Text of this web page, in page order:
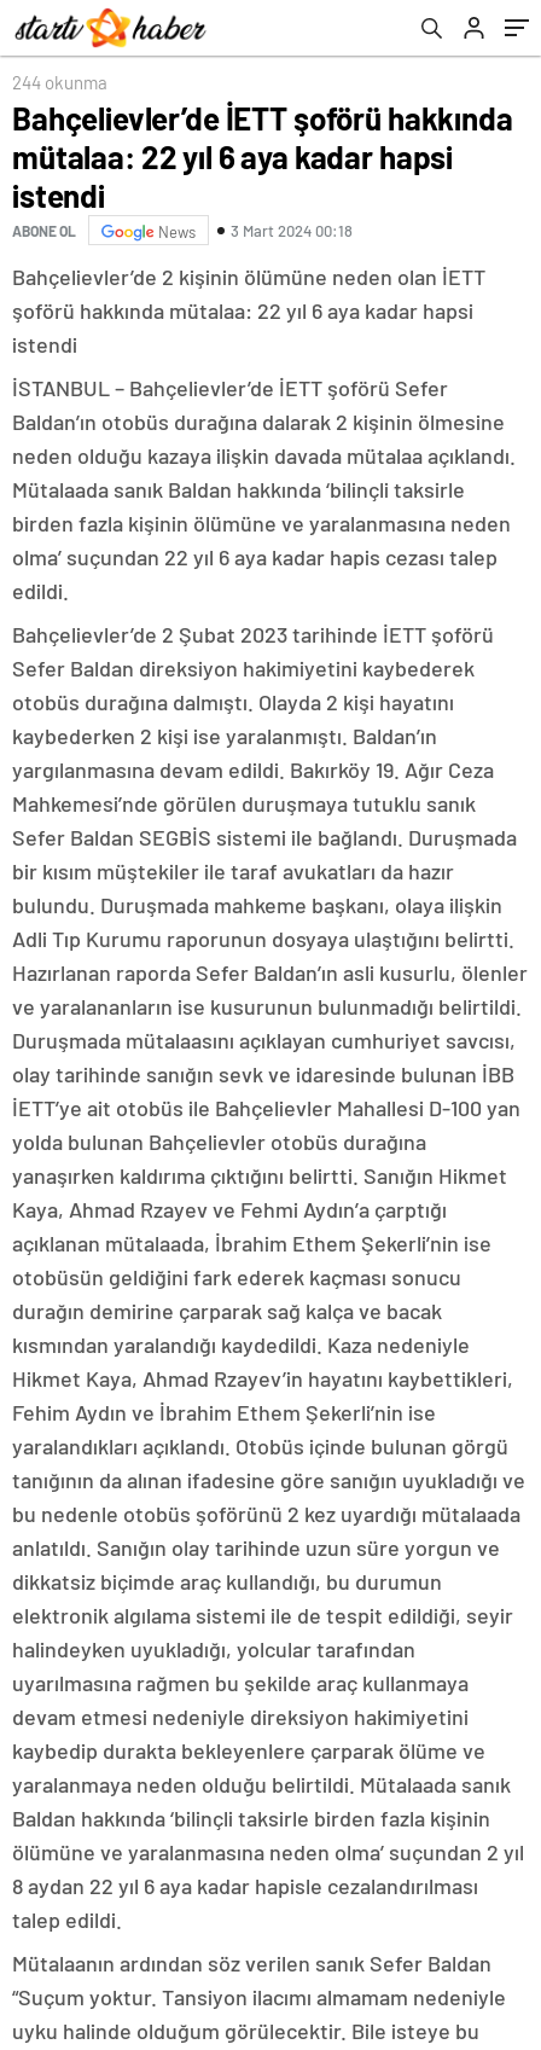
244 okunma
Bahçelievler’de İETT şoförü hakkında
mütalaa: 22 yıl 6 aya kadar hapsi
istendi
ABONE OL News 3 Mart 2024 00:18
Bahçelievler’de 2 kişinin ölümüne neden olan İETT
şoförü hakkında mütalaa: 22 yıl 6 aya kadar hapsi
istendi
İSTANBUL – Bahçelievler’de İETT şoförü Sefer
Baldan’ın otobüs durağına dalarak 2 kişinin ölmesine
neden olduğu kazaya ilişkin davada mütalaa açıklandı.
Mütalaada sanık Baldan hakkında ‘bilinçli taksirle
birden fazla kişinin ölümüne ve yaralanmasına neden
olma’ suçundan 22 yıl 6 aya kadar hapis cezası talep
edildi.
Bahçelievler’de 2 Şubat 2023 tarihinde İETT şoförü
Sefer Baldan direksiyon hakimiyetini kaybederek
otobüs durağına dalmıştı. Olayda 2 kişi hayatını
kaybederken 2 kişi ise yaralanmıştı. Baldan’ın
yargılanmasına devam edildi. Bakırköy 19. Ağır Ceza
Mahkemesi’nde görülen duruşmaya tutuklu sanık
Sefer Baldan SEGBİS sistemi ile bağlandı. Duruşmada
bir kısım müştekiler ile taraf avukatları da hazır
bulundu. Duruşmada mahkeme başkanı, olaya ilişkin
Adli Tıp Kurumu raporunun dosyaya ulaştığını belirtti.
Hazırlanan raporda Sefer Baldan’ın asli kusurlu, ölenler
ve yaralananların ise kusurunun bulunmadığı belirtildi.
Duruşmada mütalaasını açıklayan cumhuriyet savcısı,
olay tarihinde sanığın sevk ve idaresinde bulunan İBB
İETT’ye ait otobüs ile Bahçelievler Mahallesi D-100 yan
yolda bulunan Bahçelievler otobüs durağına
yanaşırken kaldırıma çıktığını belirtti. Sanığın Hikmet
Kaya, Ahmad Rzayev ve Fehmi Aydın’a çarptığı
açıklanan mütalaada, İbrahim Ethem Şekerli’nin ise
otobüsün geldiğini fark ederek kaçması sonucu
durağın demirine çarparak sağ kalça ve bacak
kısmından yaralandığı kaydedildi. Kaza nedeniyle
Hikmet Kaya, Ahmad Rzayev’in hayatını kaybettikleri,
Fehim Aydın ve İbrahim Ethem Şekerli’nin ise
yaralandıkları açıklandı. Otobüs içinde bulunan görgü
tanığının da alınan ifadesine göre sanığın uyukladığı ve
bu nedenle otobüs şoförünü 2 kez uyardığı mütalaada
anlatıldı. Sanığın olay tarihinde uzun süre yorgun ve
dikkatsiz biçimde araç kullandığı, bu durumun
elektronik algılama sistemi ile de tespit edildiği, seyir
halindeyken uyukladığı, yolcular tarafından
uyarılmasına rağmen bu şekilde araç kullanmaya
devam etmesi nedeniyle direksiyon hakimiyetini
kaybedip durakta bekleyenlere çarparak ölüme ve
yaralanmaya neden olduğu belirtildi. Mütalaada sanık
Baldan hakkında ‘bilinçli taksirle birden fazla kişinin
ölümüne ve yaralanmasına neden olma’ suçundan 2 yıl
8 aydan 22 yıl 6 aya kadar hapisle cezalandırılması
talep edildi.
Mütalaanın ardından söz verilen sanık Sefer Baldan
“Suçum yoktur. Tansiyon ilacımı almamam nedeniyle
uyku halinde olduğum görülecektir. Bile isteye bu